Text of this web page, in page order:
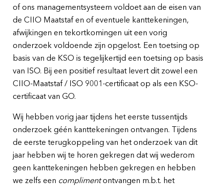
of ons managementsysteem voldoet aan de eisen van
de CIIO Maatstaf en of eventuele kanttekeningen,
afwijkingen en tekortkomingen uit een vorig
onderzoek voldoende zijn opgelost. Een toetsing op
basis van de KSO is tegelijkertijd een toetsing op basis
van ISO. Bij een positief resultaat levert dit zowel een
CIIO-Maatstaf / ISO 9001-certificaat op als een KSO-
certificaat van GO.
Wij hebben vorig jaar tijdens het eerste tussentijds
onderzoek géén kanttekeningen ontvangen. Tijdens
de eerste terugkoppeling van het onderzoek van dit
jaar hebben wij te horen gekregen dat wij wederom
geen kanttekeningen hebben gekregen en hebben
we zelfs een complimentontvangen m.b.t. het